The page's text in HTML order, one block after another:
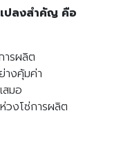
ปลงสำคัญ คือ
ารผลิต
างคุ้มค่า
สมอ
วงโซ่การผลิต